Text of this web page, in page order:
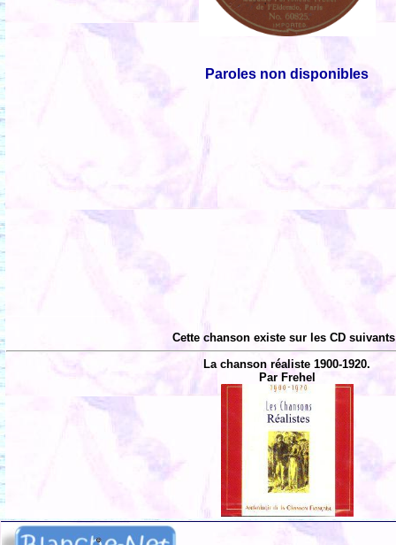
Paroles non disponibles
Cette chanson existe sur les CD
La chanson réaliste 1900-1920.
Par Frehel